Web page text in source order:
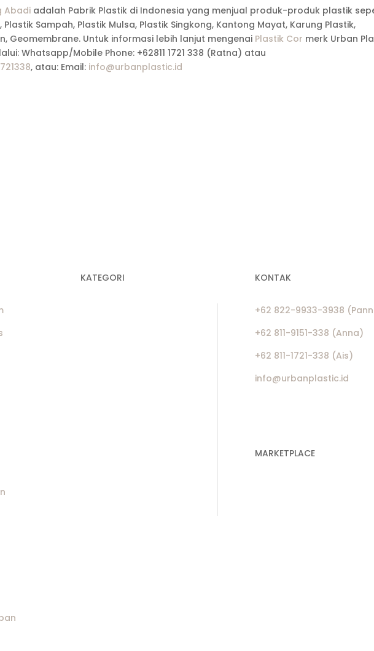
Abadi adalah Pabrik Plastik di Indonesia yang menjual produk-produk plastik
Plastik Sampah, Plastik Mulsa, Plastik Singkong, Kantong Mayat, Karung Plastik,
Geomembrane. Untuk informasi lebih lanjut mengenai Plastik Cor merk Urban
Whatsapp/Mobile Phone: +62811 1721 338 (Ratna) atau
, atau: Email: info@urbanplastic.id
KATEGORI KONTAK
+62 822-9933-3938
+62 811-9151-338 (Anna)
+62 811-1721-338 (Ais)
info@urbanplastic.id
MARKETPLACE